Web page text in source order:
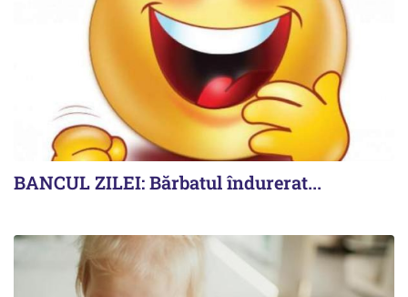
BANCUL ZILEI: Bărbatul îndurerat...